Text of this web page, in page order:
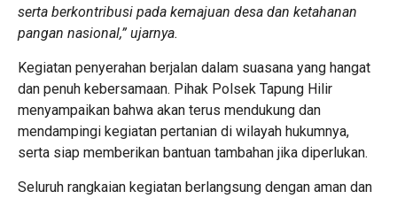
serta berkontribusi pada kemajuan desa dan ketahanan
pangan nasional,” ujarnya.
Kegiatan penyerahan berjalan dalam suasana yang hangat
dan penuh kebersamaan. Pihak Polsek Tapung Hilir
menyampaikan bahwa akan terus mendukung dan
mendampingi kegiatan pertanian di wilayah hukumnya,
serta siap memberikan bantuan tambahan jika diperlukan.
Seluruh rangkaian kegiatan berlangsung dengan aman dan